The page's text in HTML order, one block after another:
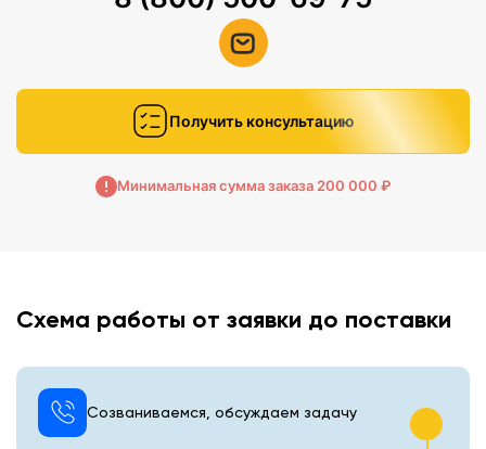
Получить консультацию
Минимальная сумма заказа 200 000 ₽
Схема работы от заявки до поставки
Созваниваемся, обсуждаем задачу